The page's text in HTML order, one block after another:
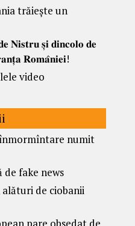
trăiește un
𝐍𝐢𝐬𝐭𝐫𝐮 𝐬̦𝐢 𝐝𝐢𝐧𝐜𝐨𝐥𝐨 𝐝𝐞
𝐑𝐨𝐦𝐚̂𝐧𝐢𝐞𝐢!
video
numit
de fake news
alături de ciobanii
pare obsedat de